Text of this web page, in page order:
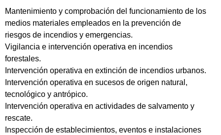
Mantenimiento y comprobación del funcionamiento de los
medios materiales empleados en la prevención de
riesgos de incendios y emergencias.
Vigilancia e intervención operativa en incendios
forestales.
Intervención operativa en extinción de incendios urbanos.
Intervención operativa en sucesos de origen natural,
tecnológico y antrópico.
Intervención operativa en actividades de salvamento y
rescate.
Inspección de establecimientos, eventos e instalaciones